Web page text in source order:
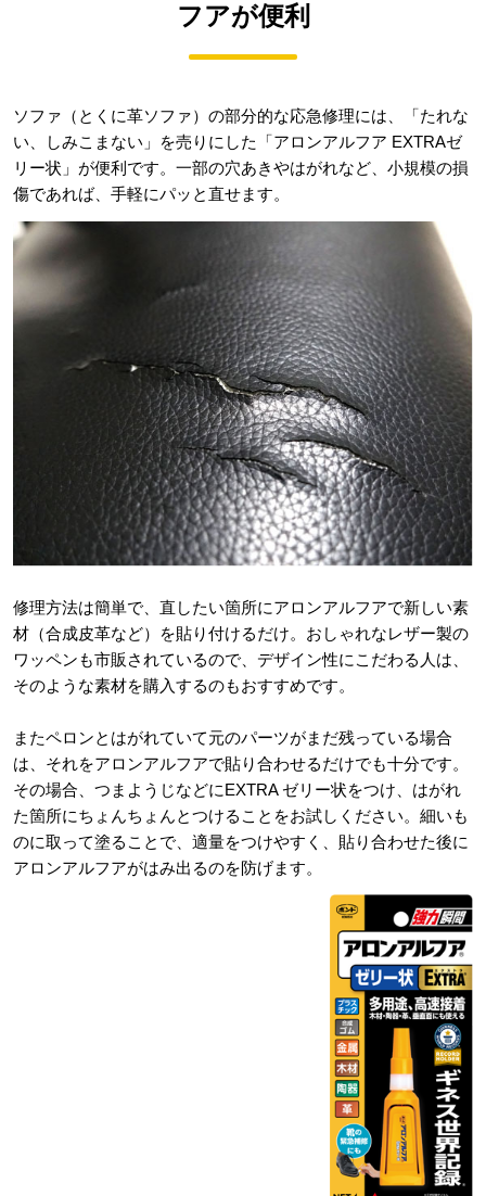
フアが便利
ソファ（とくに革ソファ）の部分的な応急修理には、「たれな
い、しみこまない」を売りにした「アロンアルフア EXTRAゼ
リー状」が便利です。一部の穴あきやはがれなど、小規模の損
傷であれば、手軽にパッと直せます。
修理方法は簡単で、直したい箇所にアロンアルフアで新しい素
材（合成皮革など）を貼り付けるだけ。おしゃれなレザー製の
ワッペンも市販されているので、デザイン性にこだわる人は、
そのような素材を購入するのもおすすめです。
またペロンとはがれていて元のパーツがまだ残っている場合
は、それをアロンアルフアで貼り合わせるだけでも十分です。
その場合、つまようじなどにEXTRA ゼリー状をつけ、はがれ
た箇所にちょんちょんとつけることをお試しください。細いも
のに取って塗ることで、適量をつけやすく、貼り合わせた後に
アロンアルフアがはみ出るのを防げます。